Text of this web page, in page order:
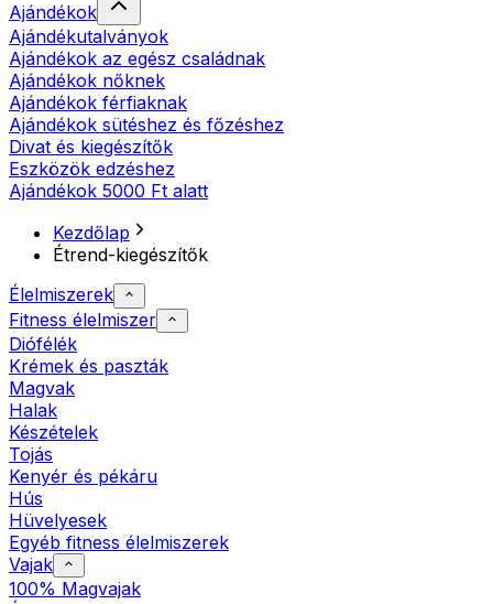
Ajándékok
Ajándékutalványok
Ajándékok az egész családnak
Ajándékok nőknek
Ajándékok férfiaknak
Ajándékok sütéshez és főzéshez
Divat és kiegészítők
Eszközök edzéshez
Ajándékok 5000 Ft alatt
Kezdőlap
Étrend-kiegészítők
Élelmiszerek
Fitness élelmiszer
Diófélék
Krémek és paszták
Magvak
Halak
Készételek
Tojás
Kenyér és pékáru
Hús
Hüvelyesek
Egyéb fitness élelmiszerek
Vajak
100% Magvajak